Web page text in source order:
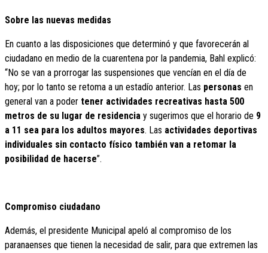
Sobre las nuevas medidas
En cuanto a las disposiciones que determinó y que favorecerán al
ciudadano en medio de la cuarentena por la pandemia, Bahl explicó:
“No se van a prorrogar las suspensiones que vencían en el día de
hoy; por lo tanto se retoma a un estadío anterior. Las personas en
general van a poder tener actividades recreativas hasta 500
metros de su lugar de residencia y sugerimos que el horario de 9
a 11 sea para los adultos mayores. Las actividades deportivas
individuales sin contacto físico también van a retomar la
posibilidad de hacerse”.
Compromiso ciudadano
Además, el presidente Municipal apeló al compromiso de los
paranaenses que tienen la necesidad de salir, para que extremen las